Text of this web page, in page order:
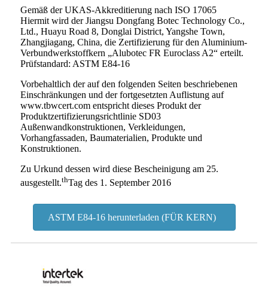
Gemäß der UKAS-Akkreditierung nach ISO 17065
Hiermit wird der Jiangsu Dongfang Botec Technology Co.,
Ltd., Huayu Road 8, Donglai District, Yangshe Town,
Zhangjiagang, China, die Zertifizierung für den Aluminium-
Verbundwerkstoffkern „Alubotec FR Euroclass A2“ erteilt.
Prüfstandard: ASTM E84-16
Vorbehaltlich der auf den folgenden Seiten beschriebenen
Einschränkungen und der fortgesetzten Auflistung auf
www.tbwcert.com entspricht dieses Produkt der
Produktzertifizierungsrichtlinie SD03
Außenwandkonstruktionen, Verkleidungen,
Vorhangfassaden, Baumaterialien, Produkte und
Konstruktionen.
Zu Urkund dessen wird diese Bescheinigung am 25.
ausgestellt.thTag des 1. September 2016
ASTM E84-16 herunterladen (FÜR KERN)